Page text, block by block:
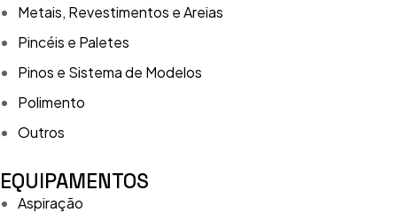
Metais, Revestimentos e Areias
Pincéis e Paletes
Pinos e Sistema de Modelos
Polimento
Outros
EQUIPAMENTOS
Aspiração